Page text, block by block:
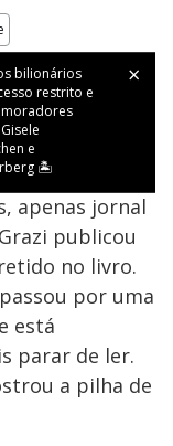
bilionários
restrito e
e
🏝️
ao
a
idade.
que o pai
apenas jornal
publicou
no livro.
por uma
está
parar de ler.
a pilha de